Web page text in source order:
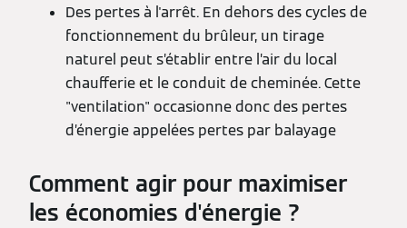
Des pertes à l'arrêt. En dehors des cycles de
fonctionnement du brûleur, un tirage
naturel peut s’établir entre l’air du local
chaufferie et le conduit de cheminée. Cette
"ventilation" occasionne donc des pertes
d’énergie appelées pertes par balayage
Comment agir pour maximiser
les économies d'énergie ?